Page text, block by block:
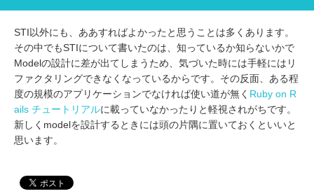
STI以外にも、ああすればよかったと思うことは多くあります。
その中でもSTIについて書いたのは、知っているか知らないかで
Modelの設計に差が出てしまうため、気づいた時には手軽にはリ
ファクタリングできなくなっているからです。その反面、ある程
度の規模のアプリケーションでなければ使い道が無く Ruby on R
ails チュートリアルに載っていなかったりと軽視されがちです。
新しくmodelを設計するときには頭の片隅に置いておくといいと
思います。